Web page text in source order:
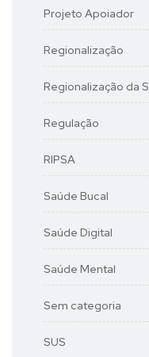
Projeto Apoiador
Regionalização
Regionalização da
Regulação
RIPSA
Saúde Bucal
Saúde Digital
Saúde Mental
Sem categoria
SUS